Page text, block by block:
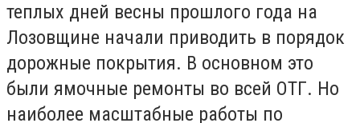
теплых дней весны прошлого года на
Лозовщине начали приводить в порядок
дорожные покрытия. В основном это
были ямочные ремонты во всей ОТГ. Но
наиболее масштабные работы по